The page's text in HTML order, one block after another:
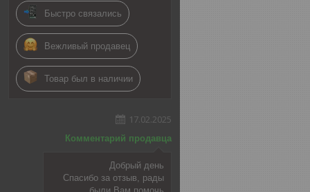
Быстро связались
Вежливый продавец
Товар был в наличии
17.02.2025
Комментарий продавца
Добрый день
Спасибо за отзыв, рады